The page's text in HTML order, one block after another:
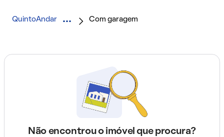
QuintoAndar Com garagem
Não encontrou o imóvel que procura?